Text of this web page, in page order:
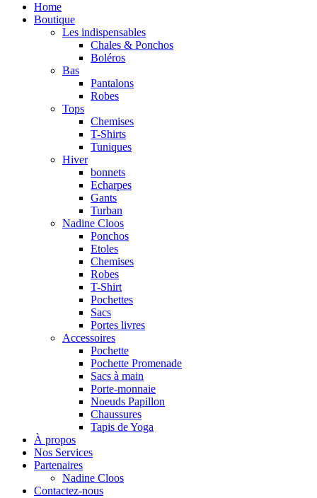
Home
Boutique
Les indispensables
Chales & Ponchos
Boléros
Bas
Pantalons
Robes
Tops
Chemises
T-Shirts
Tuniques
Hiver
bonnets
Echarpes
Gants
Turban
Nadine Cloos
Ponchos
Etoles
Chemises
Robes
T-Shirt
Pochettes
Sacs
Portes livres
Accessoires
Pochette
Pochette Promenade
Sacs à main
Porte-monnaie
Noeuds Papillon
Chaussures
Tapis de Yoga
À propos
Nos Services
Partenaires
Nadine Cloos
Contactez-nous